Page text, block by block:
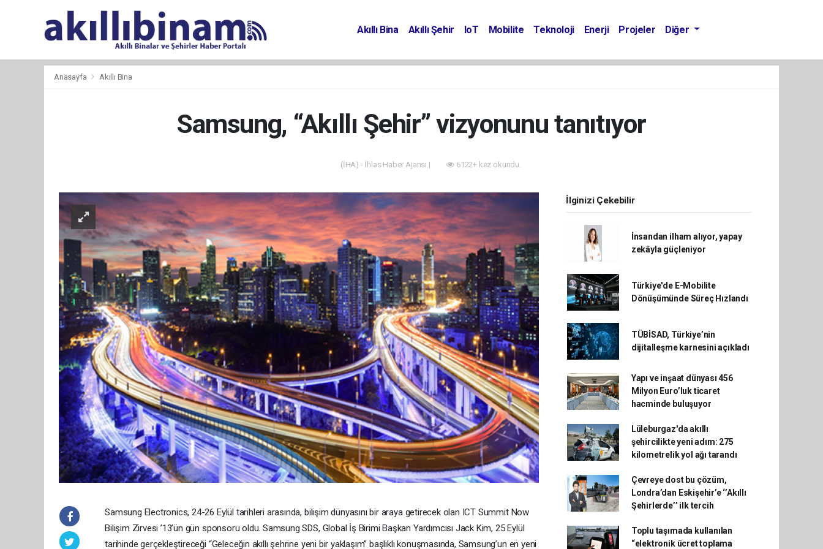
Akıllı Bina Akıllı Şehir IoT Mobilite Teknoloji Enerji Projeler Diğer
Anasayfa Akıllı Bina
Samsung, “Akıllı Şehir” vizyonunu tanıtıyor
(İHA) - İhlas Haber Ajansı | 6122+ kez okundu.
Samsung Electronics, 24-26 Eylül tarihleri arasında, bilişim dünyasını bir araya getirecek olan ICT Summit Now
Bilişim Zirvesi ’13’ün gün sponsoru oldu. Samsung SDS, Global İş Birimi Başkan Yardımcısı Jack Kim, 25 Eylül
tarihinde gerçekleştireceği “Geleceğin akıllı şehrine yeni bir yaklaşım” başlıklı konuşmasında, Samsung’un en yeni
İlginizi Çekebilir
İnsandan ilham alıyor, yapay
zekâyla güçleniyor
Türkiye'de E-Mobilite
Dönüşümünde Süreç Hızlandı
TÜBİSAD, Türkiye’nin
dijitalleşme karnesini açıkladı
Yapı ve inşaat dünyası 456
Milyon Euro’luk ticaret
hacminde buluşuyor
Lüleburgaz'da akıllı
şehircilikte yeni adım: 275
kilometrelik yol ağı tarandı
Çevreye dost bu çözüm,
Londra’dan Eskişehir’e ‘’Akıllı
Şehirlerde’’ ilk tercih
Toplu taşımada kullanılan
“elektronik ücret toplama